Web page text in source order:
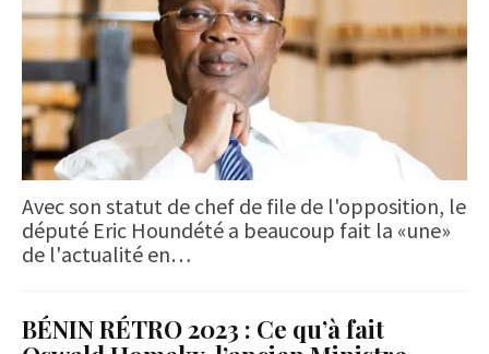
Avec son statut de chef de file de l'opposition, le
député Eric Houndété a beaucoup fait la «une»
de l'actualité en…
BÉNIN RÉTRO 2023 : Ce qu’à fait